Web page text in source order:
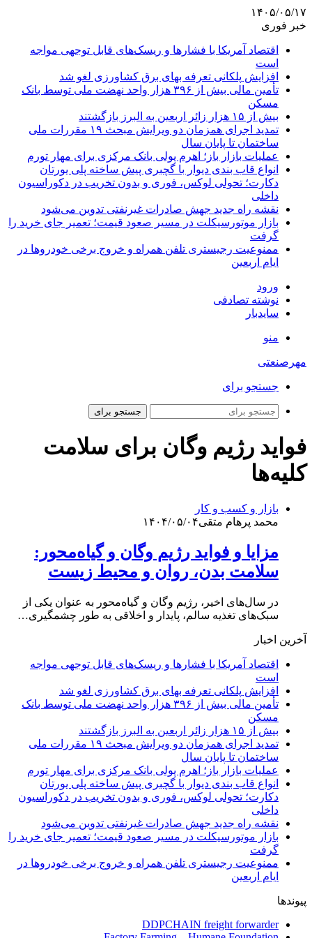
۱۴۰۵/۰۵/۱۷
خبر فوری
اقتصاد آمریکا با فشارها و ریسک‌های قابل توجهی مواجه
است
افزایش پلکانی تعرفه بهای برق کشاورزی لغو شد
تأمین مالی بیش از ۳۹۶ هزار واحد نهضت ملی توسط بانک
مسکن
بیش از ۱۵ هزار زائر اربعین به البرز بازگشتند
تمدید اجرای همزمان دو ویرایش مبحث ۱۹ مقررات ملی
ساختمان تا پایان سال
عملیات بازار باز؛ اهرم پولی بانک مرکزی برای مهار تورم
انواع قاب بندی دیوار با گچبری پیش ساخته پلی یورتان
دکارت؛ تحولی لوکس، فوری و بدون تخریب در دکوراسیون
داخلی
نقشه راه جدید جهش صادرات غیرنفتی تدوین می‌شود
بازار موتورسیکلت در مسیر صعود قیمت؛ تعمیر جای خرید را
گرفت
ممنوعیت رجیستری تلفن همراه و خروج برخی خودروها در
ایام اربعین
ورود
نوشته تصادفی
سایدبار
منو
مهرصنعتی
جستجو برای
جستجو برای
فواید رژیم وگان برای سلامت
کلیه‌ها
بازار و کسب و کار
محمد پرهام متقی۱۴۰۴/۰۵/۰۴
مزایا و فواید رژیم وگان و گیاه‌محور:
سلامت بدن، روان و محیط زیست
در سال‌های اخیر، رژیم وگان و گیاه‌محور به عنوان یکی از
سبک‌های تغذیه سالم، پایدار و اخلاقی به طور چشمگیری…
آخرین اخبار
اقتصاد آمریکا با فشارها و ریسک‌های قابل توجهی مواجه
است
افزایش پلکانی تعرفه بهای برق کشاورزی لغو شد
تأمین مالی بیش از ۳۹۶ هزار واحد نهضت ملی توسط بانک
مسکن
بیش از ۱۵ هزار زائر اربعین به البرز بازگشتند
تمدید اجرای همزمان دو ویرایش مبحث ۱۹ مقررات ملی
ساختمان تا پایان سال
عملیات بازار باز؛ اهرم پولی بانک مرکزی برای مهار تورم
انواع قاب بندی دیوار با گچبری پیش ساخته پلی یورتان
دکارت؛ تحولی لوکس، فوری و بدون تخریب در دکوراسیون
داخلی
نقشه راه جدید جهش صادرات غیرنفتی تدوین می‌شود
بازار موتورسیکلت در مسیر صعود قیمت؛ تعمیر جای خرید را
گرفت
ممنوعیت رجیستری تلفن همراه و خروج برخی خودروها در
ایام اربعین
پیوندها
DDPCHAIN freight forwarder